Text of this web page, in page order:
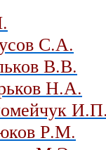
С.А.
В.В.
Н.А.
Р.М.